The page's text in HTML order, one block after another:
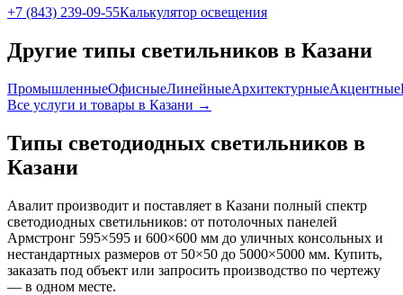
+7 (843) 239-09-55Калькулятор освещения
Другие типы светильников в Казани
ПромышленныеОфисныеЛинейныеАрхитектурныеАкцентные
Все услуги и товары в Казани →
Типы светодиодных светильников в
Казани
Авалит производит и поставляет в Казани полный спектр
светодиодных светильников: от потолочных панелей
Армстронг 595×595 и 600×600 мм до уличных консольных и
нестандартных размеров от 50×50 до 5000×5000 мм. Купить,
заказать под объект или запросить производство по чертежу
— в одном месте.